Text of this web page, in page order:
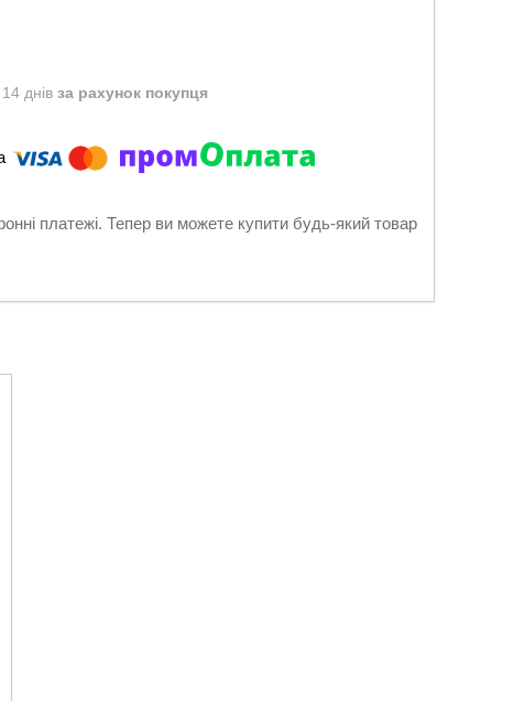
днів за рахунок покупця
платежі. Тепер ви можете купити будь-який товар